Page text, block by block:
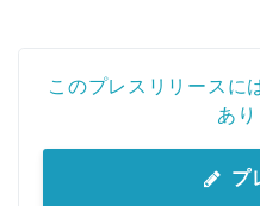
このプレスリリースに
あり
プ